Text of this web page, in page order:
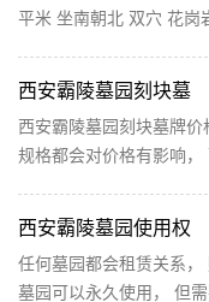
平米 坐南朝北 双穴 花岗
西安霸陵墓园刻块墓
西安霸陵墓园刻块墓牌
规格都会对价格有影响，
西安霸陵墓园使用权
任何墓园都会租赁关系
墓园可以永久使用， 但